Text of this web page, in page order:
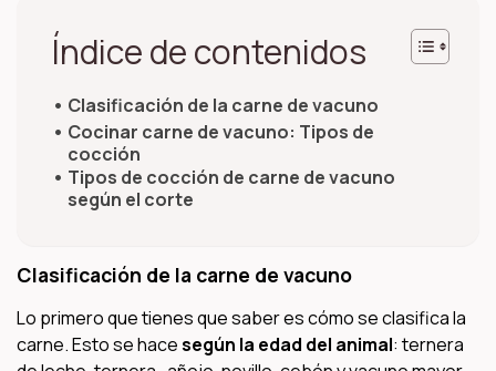
Índice de contenidos
Clasificación de la carne de vacuno
Cocinar carne de vacuno: Tipos de
cocción
Tipos de cocción de carne de vacuno
según el corte
Clasificación de la carne de vacuno
Lo primero que tienes que saber es cómo se clasifica la
carne. Esto se hacesegún la edad del animal: ternera